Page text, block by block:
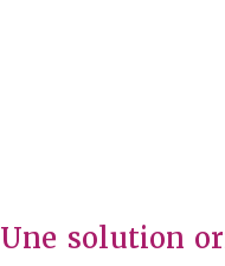
Une solution